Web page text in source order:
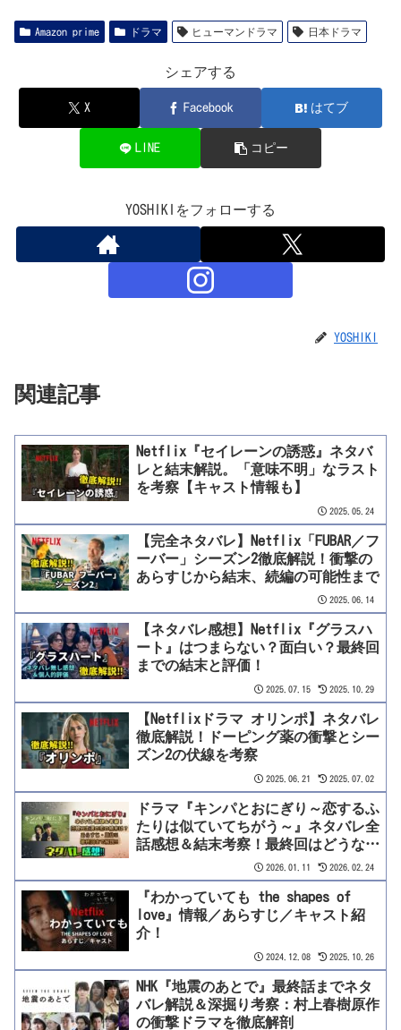
Amazon prime ドラマ ヒューマンドラマ 日本ドラマ
シェアする
X Facebook はてブ
LINE コピー
YOSHIKIをフォローする
YOSHIKI
関連記事
Netflix『セイレーンの誘惑』ネタバ
レと結末解説。「意味不明」なラスト
を考察【キャスト情報も】
2025.05.24
【完全ネタバレ】Netflix「FUBAR／フ
ーバー」シーズン2徹底解説！衝撃の
あらすじから結末、続編の可能性まで
2025.06.14
【ネタバレ感想】Netflix『グラスハ
ート』はつまらない？面白い？最終回
までの結末と評価！
2025.07.15 2025.10.29
【Netflixドラマ オリンポ】ネタバレ
徹底解説！ドーピング薬の衝撃とシー
ズン2の伏線を考察
2025.06.21 2025.07.02
ドラマ『キンパとおにぎり～恋するふ
たりは似ていてちがう～』ネタバレ全
話感想＆結末考察！最終回はどうな
る？あらすじから原作、キャスト相関
図まで徹底解説【赤楚衛二×カン・ヘ
ウォン】
2026.01.11 2026.02.24
『わかっていても the shapes of
love』情報／あらすじ／キャスト紹
介！
2024.12.08 2025.10.26
NHK『地震のあとで』最終話までネタ
バレ解説＆深掘り考察：村上春樹原作
の衝撃ドラマを徹底解剖